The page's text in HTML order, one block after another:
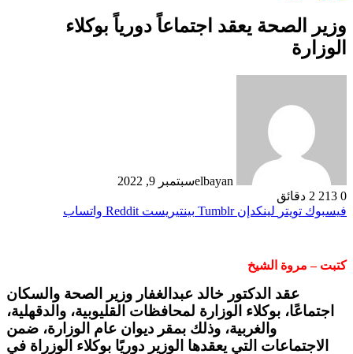
وزير الصحة يعقد اجتماعاً دورياً بوكلاء
الوزارة
elbayanسبتمبر 9, 2022
0
2 دقائق
فيسبوك تويتر لينكدإن بينتيريست واتساب
كتبت – مروة الشيخ
عقد الدكتور خالد عبدالغفار وزير الصحة والسكان
اجتماعًا، بوكلاء الوزارة لمحافظات القليوبية، والدقهلية،
والغربية، وذلك بمقر ديوان عام الوزارة، ضمن
الاجتماعات التي يعقدها الوزير دوريًا بوكلاء الوزراة في